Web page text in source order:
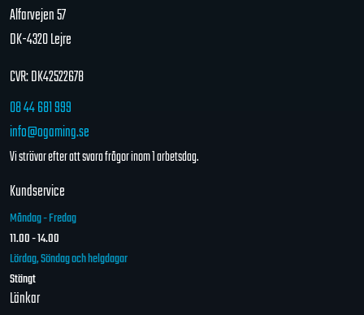
Alfarvejen 57
DK-4320 Lejre
CVR: DK42522678
08 44 681 999
info@ogaming.se
Vi strävar efter att svara frågor inom 1 arbetsdag.
Kundservice
Måndag - Fredag
11.00 - 14.00
Lördag, Söndag och helgdagar
Stängt
Länkar